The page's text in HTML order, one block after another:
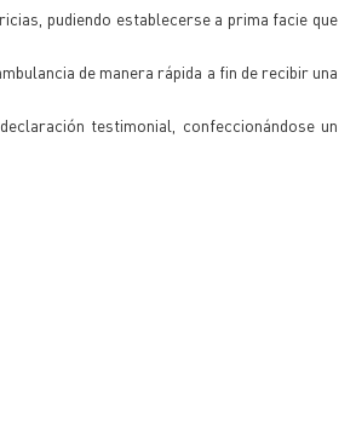
pudiendo establecerse a prima facie que
de manera rápida a fin de recibir una
testimonial, confeccionándose un